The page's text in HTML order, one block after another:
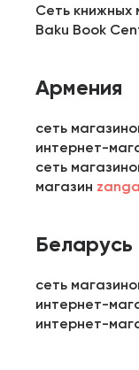
Сеть книжных
Baku Book
Армения
сеть
интернет-
сеть
магазин
Беларусь
сеть
интернет-
интернет-